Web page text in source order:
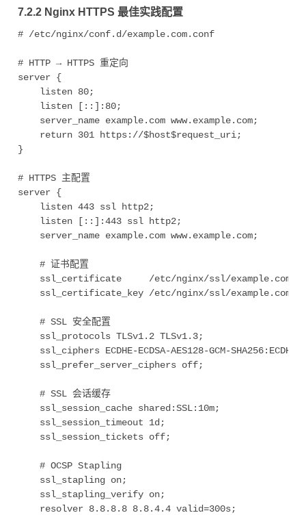
7.2.2 Nginx HTTPS 最佳实践配置
# /etc/nginx/conf.d/example.com.conf
# HTTP → HTTPS 重定向
server {
    listen 80;
    listen [::]:80;
    server_name example.com www.example.com;
    return 301 https://$host$request_uri;
}
# HTTPS 主配置
server {
    listen 443 ssl http2;
    listen [::]:443 ssl http2;
    server_name example.com www.example.com;
    # 证书配置
ssl_certificate     /etc/nginx/ssl/example.com/
ssl_certificate_key /etc/nginx/ssl/example.com/
    # SSL 安全配置
    ssl_protocols TLSv1.2 TLSv1.3;
ssl_ciphers ECDHE-ECDSA-AES128-GCM-
    ssl_prefer_server_ciphers off;
    # SSL 会话缓存
    ssl_session_cache shared:SSL:10m;
    ssl_session_timeout 1d;
    ssl_session_tickets off;
    # OCSP Stapling
    ssl_stapling on;
    ssl_stapling_verify on;
    resolver 8.8.8.8 8.8.4.4 valid=300s;